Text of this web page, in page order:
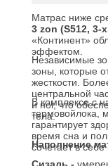
Матрас ниже
3 zon (S512, 3-
«Континент»
эффектом.
Независимые
зоны, которые
жесткости.
центральной
и ног, что
тела.
В комплексе с
термовойлока,
гарантирует
время сна и
сочетает в себе
Наполнение